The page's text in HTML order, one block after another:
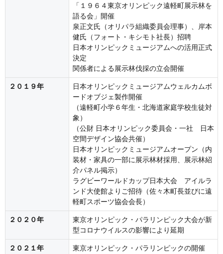
「１９６４東京オリンピック遠軽町展示林を
語る会」開催
泉正文氏（オリパラ組織委員会理事）、岸本
健氏（フォート・キシモト社長）招聘
日本オリンピックミュージアムへの活用正式
決定
関係者による展示林伐採の立会開催
２０１９年
日本オリンピックミュージアムウェルカムボ
ードオブジェ製作開催
（遠軽町小学６年生・北海道家庭学校生徒対
象）
（公財 日本オリンピック委員会・一社 日本
空間デザイン協会共催）
日本オリンピックミュージアムオープン（内
装材・家具の一部に展示林材採用、展示林紹
介パネル掲示）
ラグビーワールドカップ日本大会 アイルラ
ンド大使館よりご招待（佐々木町長並びに遠
軽町スポーツ協会会長）
２０２０年
東京オリンピック・パラリンピック大会が新
型コロナウイルスの影響により延期
２０２１年
東京オリンピック・パラリンピックの開催